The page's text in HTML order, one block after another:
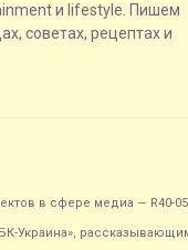
и lifestyle. Пишем
советах, рецептах и
в сфере медиа — R40-
Украина»,